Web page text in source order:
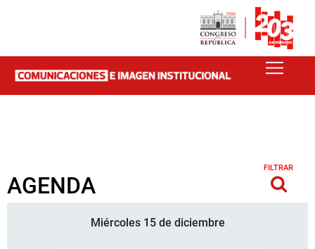
AGENDA
FILTRAR
Miércoles 15 de diciembre